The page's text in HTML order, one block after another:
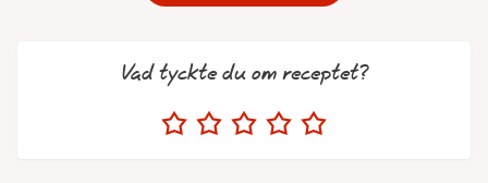
Vad tyckte du om receptet?